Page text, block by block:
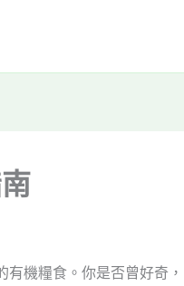
機糧食。你是否曾好奇，